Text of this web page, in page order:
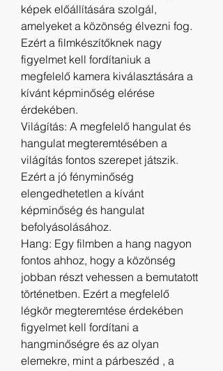
képek előállítására szolgál,
amelyeket a közönség élvezni fog.
Ezért a filmkészítőknek nagy
figyelmet kell fordítaniuk a
megfelelő kamera kiválasztására a
kívánt képminőség elérése
érdekében.
Világítás: A megfelelő hangulat és
hangulat megteremtésében a
világítás fontos szerepet játszik.
Ezért a jó fényminőség
elengedhetetlen a kívánt
képminőség és hangulat
befolyásolásához.
Hang: Egy filmben a hang nagyon
fontos ahhoz, hogy a közönség
jobban részt vehessen a bemutatott
történetben. Ezért a megfelelő
légkör megteremtése érdekében
figyelmet kell fordítani a
hangminőségre és az olyan
elemekre, mint a párbeszéd , a